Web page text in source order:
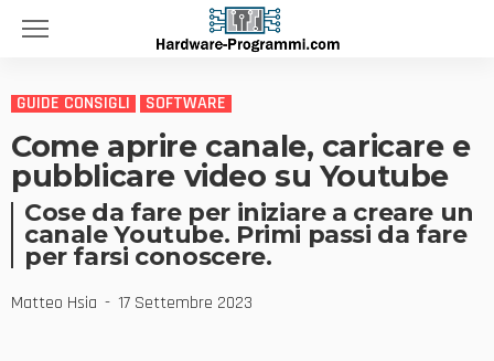
GUIDE CONSIGLI SOFTWARE
Come aprire canale, caricare e
pubblicare video su Youtube
Cose da fare per iniziare a creare un
canale Youtube. Primi passi da fare
per farsi conoscere.
Matteo Hsia 17 Settembre 2023